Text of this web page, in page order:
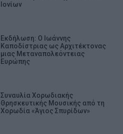
Ιονίων
Εκδήλωση: Ο Ιωάννης
Καποδίστριας ως Αρχιτέκτονας
μιας Μεταναπολεόντειας
Ευρώπης
Συναυλία Χορωδιακής
Θρησκευτικής Μουσικής από τη
Χορωδία «Άγιος Σπυρίδων»